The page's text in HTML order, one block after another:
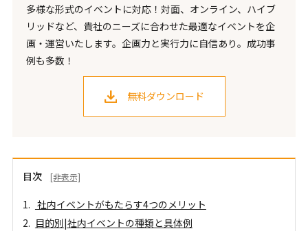
多様な形式のイベントに対応！対面、オンライン、ハイブ
リッドなど、貴社のニーズに合わせた最適なイベントを企
画・運営いたします。企画力と実行力に自信あり。成功事
例も多数！
無料ダウンロード
目次 [非表示]
社内イベントがもたらす4つのメリット
目的別|社内イベントの種類と具体例